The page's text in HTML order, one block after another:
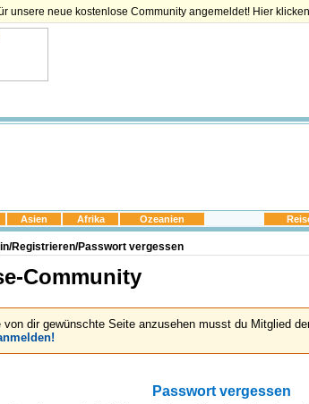
unsere neue kostenlose Community angemeldet! Hier
Asien Afrika Ozeanien
Registrieren/Passwort vergessen
Community
von dir gewünschte Seite anzusehen musst du Mitglied
Passwort vergessen